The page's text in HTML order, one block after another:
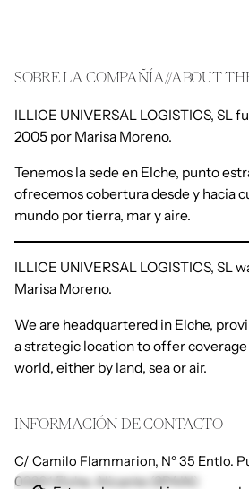
SOBRE LA COMPAÑÍA//ABOUT
ILLICE UNIVERSAL LOGISTICS, SL
2005 por Marisa Moreno.
Tenemos la sede en Elche, punto
ofrecemos cobertura desde y hacia
mundo por tierra, mar y aire.
ILLICE UNIVERSAL LOGISTICS, SL
Marisa Moreno.
We are headquartered in Elche,
a strategic location to offer
world, either by land, sea or air.
INFORMACIÓN DE CONTACTO
C/ Camilo Flammarion, Nº 35 Entlo.
03201 Elche. Alicante (SPAIN)